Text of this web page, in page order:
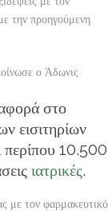
την προηγούμενη
ο Άδωνις
στο
εισιτηρίων
περίπου 10.500
ιατρικές.
με τον φαρμακευτικό